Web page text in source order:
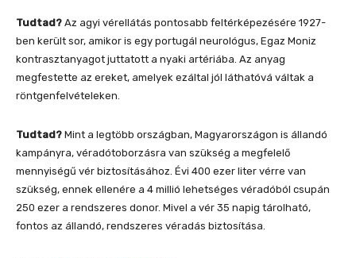
Tudtad? Az agyi vérellátás pontosabb feltérképezésére 1927-
ben került sor, amikor is egy portugál neurológus, Egaz Moniz
kontrasztanyagot juttatott a nyaki artériába. Az anyag
megfestette az ereket, amelyek ezáltal jól láthatóvá váltak a
röntgenfelvételeken.
Tudtad? Mint a legtöbb országban, Magyarországon is állandó
kampányra, véradótoborzásra van szükség a megfelelő
mennyiségű vér biztosításához. Évi 400 ezer liter vérre van
szükség, ennek ellenére a 4 millió lehetséges véradóból csupán
250 ezer a rendszeres donor. Mivel a vér 35 napig tárolható,
fontos az állandó, rendszeres véradás biztosítása.